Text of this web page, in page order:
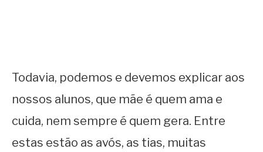
Todavia, podemos e devemos explicar aos
nossos alunos, que mãe é quem ama e
cuida, nem sempre é quem gera. Entre
estas estão as avós, as tias, muitas